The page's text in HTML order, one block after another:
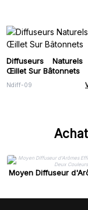
Diffuseurs
Œillet Sur Bâtonnets
Ndiff-09
Moyen Diffuseur